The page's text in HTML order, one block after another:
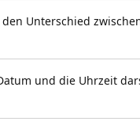
Unterschied
und die Uhrzeit